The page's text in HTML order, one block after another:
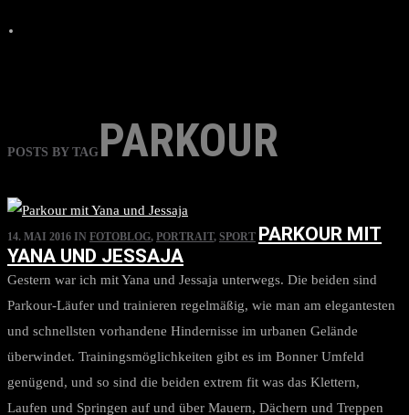
POSTS BY TAG PARKOUR
14. MAI 2016 IN FOTOBLOG, PORTRAIT, SPORT PARKOUR MIT
YANA UND JESSAJA
Gestern war ich mit Yana und Jessaja unterwegs. Die beiden sind
Parkour-Läufer und trainieren regelmäßig, wie man am elegantesten
und schnellsten vorhandene Hindernisse im urbanen Gelände
überwindet. Trainingsmöglichkeiten gibt es im Bonner Umfeld
genügend, und so sind die beiden extrem fit was das Klettern,
Laufen und Springen auf und über Mauern, Dächern und Treppen